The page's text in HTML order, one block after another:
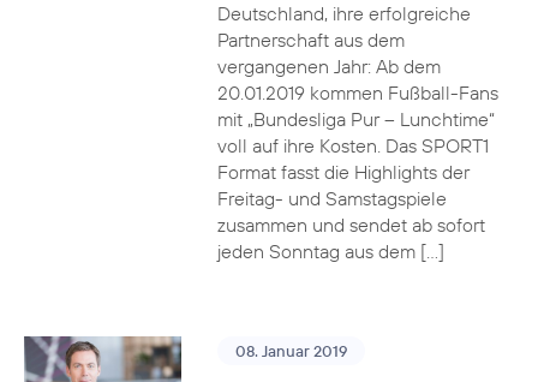
Deutschland, ihre erfolgreiche
Partnerschaft aus dem
vergangenen Jahr: Ab dem
20.01.2019 kommen Fußball-Fans
mit „Bundesliga Pur – Lunchtime“
voll auf ihre Kosten. Das SPORT1
Format fasst die Highlights der
Freitag- und Samstagspiele
zusammen und sendet ab sofort
jeden Sonntag aus dem […]
08. Januar 2019